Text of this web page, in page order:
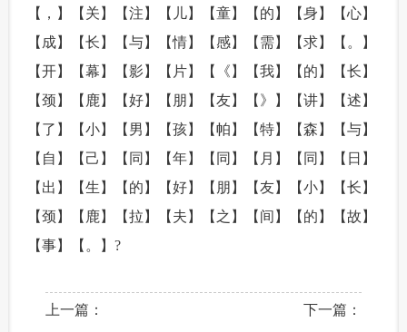
【，】【关】【注】【儿】【童】【的】【身】【心】
【成】【长】【与】【情】【感】【需】【求】【。】
【开】【幕】【影】【片】【《】【我】【的】【长】
【颈】【鹿】【好】【朋】【友】【》】【讲】【述】
【了】【小】【男】【孩】【帕】【特】【森】【与】
【自】【己】【同】【年】【同】【月】【同】【日】
【出】【生】【的】【好】【朋】【友】【小】【长】
【颈】【鹿】【拉】【夫】【之】【间】【的】【故】
【事】【。】?
上一篇： 下一篇：